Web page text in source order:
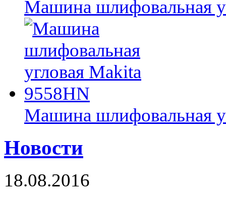
Машина шлифовальная
Машина шлифовальная
Новости
18.08.2016